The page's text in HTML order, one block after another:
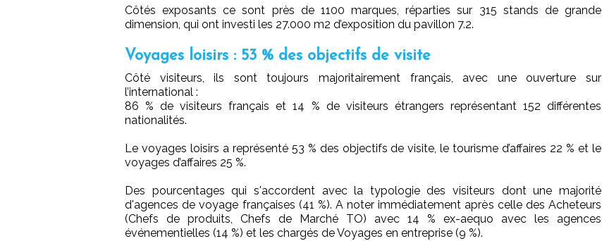
Côtés exposants ce sont près de 1100 marques, réparties sur 315 stands de grande
dimension, qui ont investi les 27.000 m2 d’exposition du pavillon 7.2.
Voyages loisirs : 53 % des objectifs de visite
Côté visiteurs, ils sont toujours majoritairement français, avec une ouverture sur
l’international :
86 % de visiteurs français et 14 % de visiteurs étrangers représentant 152 différentes
nationalités.
Le voyages loisirs a représenté 53 % des objectifs de visite, le tourisme d’affaires 22 % et le
voyages d’affaires 25 %.
Des pourcentages qui s'accordent avec la typologie des visiteurs dont une majorité
d'agences de voyage françaises (41 %). A noter immédiatement après celle des Acheteurs
(Chefs de produits, Chefs de Marché TO) avec 14 % ex-aequo avec les agences
événementielles (14 %) et les chargés de Voyages en entreprise (9 %).